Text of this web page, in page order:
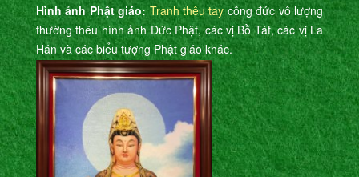
Hình ảnh Phật giáo: Tranh thêu tay công đức vô lượng
thường thêu hình ảnh Đức Phật, các vị Bồ Tát, các vị La
Hán và các biểu tượng Phật giáo khác.